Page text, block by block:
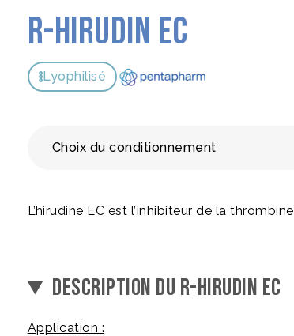
r-Hirudin EC
Lyophilisé
Choix du conditionnement
L’hirudine EC est l’inhibiteur de la
DESCRIPTION DU R-HIRUDIN EC
Application :